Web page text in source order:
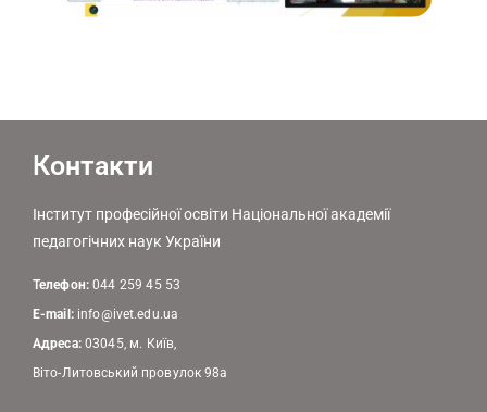
Контакти
Інститут професійної освіти Національної академії
педагогічних наук України
Телефон:044 259 45 53
E-mail: info@ivet.edu.ua
Адреса:03045, м. Київ,
Віто-Литовський провулок 98а